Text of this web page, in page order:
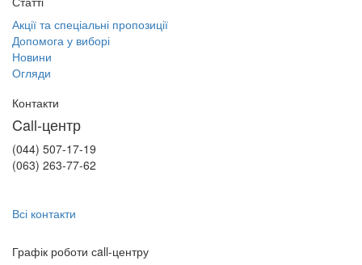
Акції та спеціальні пропозиції
Допомога у виборі
Новини
Огляди
Контакти
Call-центр
(044) 507-17-19
(063) 263-77-62
Всі контакти
Графік роботи сall-центру